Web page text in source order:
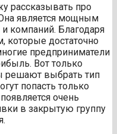
рассказывать про
является мощным
компаний. Благодаря
которые достаточно
предприниматели
Вот только
решают выбрать тип
попасть только
очень
в закрытую группу